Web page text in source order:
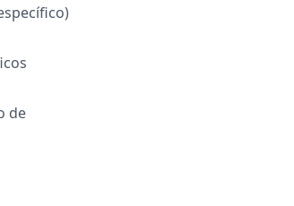
de